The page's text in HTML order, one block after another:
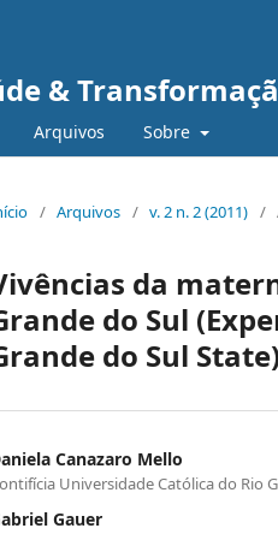
&
Arquivos Sobre
/ Arquivos / v. 2 n. 2 (2011) /
da
do Sul
do Sul
Canazaro Mello
Universidade Católica do Rio
Gauer